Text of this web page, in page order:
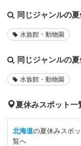
同じジャンルの
水族館・動物園
同じジャンルの
水族館・動物園
夏休みスポット一
北海道の夏休みスポ
覧へ